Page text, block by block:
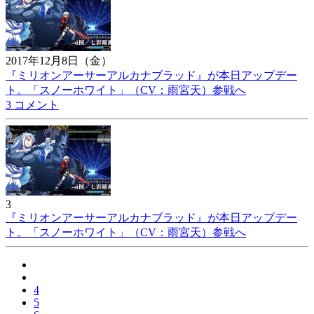
2017年12月8日（金）
『ミリオンアーサーアルカナブラッド』が本日アップデー
ト。「スノーホワイト」（CV：雨宮天）参戦へ
3 コメント
3
『ミリオンアーサーアルカナブラッド』が本日アップデー
ト。「スノーホワイト」（CV：雨宮天）参戦へ
4
5